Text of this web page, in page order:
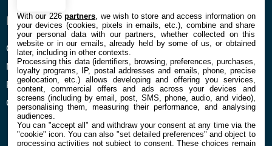
ENTREPRISE
Confidentialité et Cookies
Mentions légales et CGU
Préférences Cookies
Qui sommes nous
À PROPOS
Contact
With our 226partners , we wish to store and access information on
your devices (cookies, pixels in emails, etc.), combine and share
your personal data with our partners, whether collected on this
website or in our emails, already held by some of us, or obtained
later, including in other contexts.
Processing this data (identifiers, browsing, preferences, purchases,
loyalty programs, IP, postal addresses and emails, phone, precise
geolocation, etc.) allows developing and offering you services,
content, commercial offers and ads across your devices and
screens (including by email, post, SMS, phone, audio, and video),
personalising them, measuring their performance, and analysing
audiences.
You can "accept all" and withdraw your consent at any time via the
"cookie" icon. You can also "set detailed preferences" and object to
processing activities not subject to consent. These choices remain